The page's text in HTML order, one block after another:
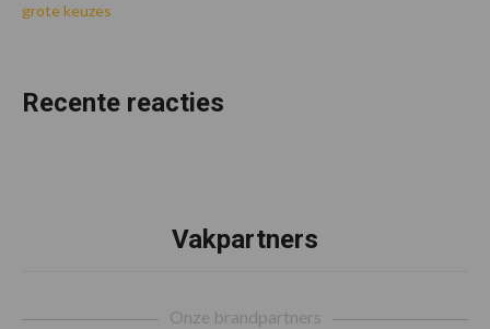
grote keuzes
Recente reacties
Vakpartners
Onze brandpartners